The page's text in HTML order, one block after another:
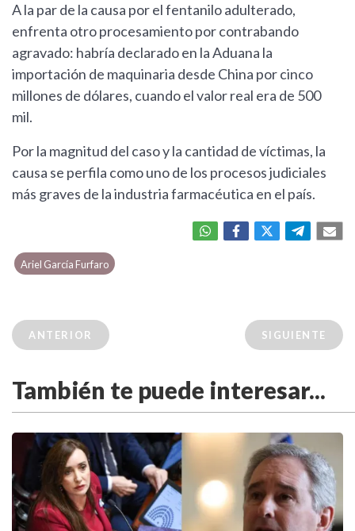
A la par de la causa por el fentanilo adulterado,
enfrenta otro procesamiento por contrabando
agravado: habría declarado en la Aduana la
importación de maquinaria desde China por cinco
millones de dólares, cuando el valor real era de 500
mil.
Por la magnitud del caso y la cantidad de víctimas, la
causa se perfila como uno de los procesos judiciales
más graves de la industria farmacéutica en el país.
Ariel García Furfaro
ANTERIOR SIGUIENTE
También te puede interesar...